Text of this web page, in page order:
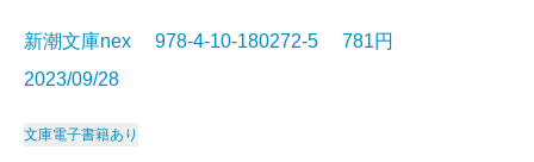
新潮文庫nex 978-4-10-180272-5 781円
2023/09/28
文庫電子書籍あり